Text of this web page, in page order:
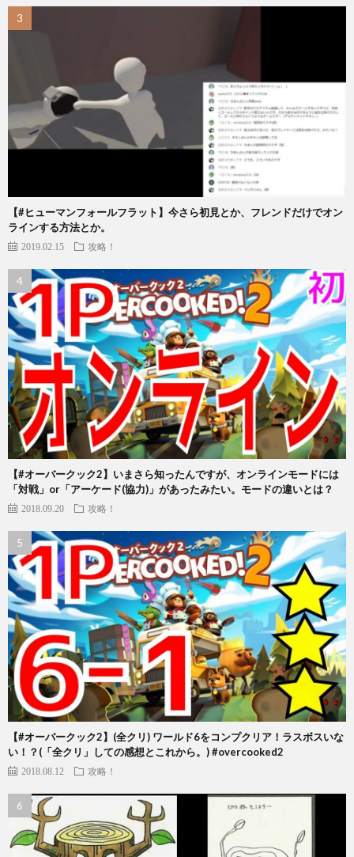
【#ヒューマンフォールフラット】今さら初見とか、フレンドだけでオン
ラインする方法とか。
2019.02.15 攻略！
【#オーバークック2】いまさら知ったんですが、オンラインモードには
「対戦」or「アーケード(協力)」があったみたい。モードの違いとは？
2018.09.20 攻略！
【#オーバークック2】(全クリ) ワールド6をコンプクリア！ラスボスいな
い！？(「全クリ」しての感想とこれから。) #overcooked2
2018.08.12 攻略！